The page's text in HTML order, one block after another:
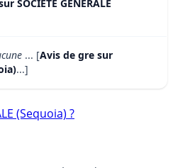
SOCIETE GENERALE
... [Avis de gre sur
...]
(Sequoia) ?